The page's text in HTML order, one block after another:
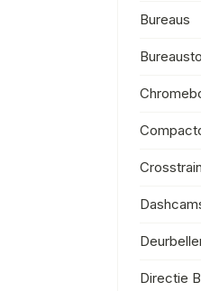
Bureaus
Directie